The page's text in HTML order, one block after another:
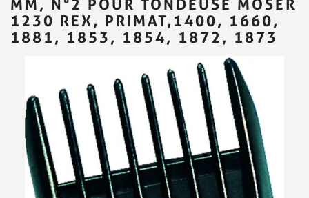
MM, N°2 POUR TONDEUSE MOSER
1230 REX, PRIMAT,1400, 1660,
1881, 1853, 1854, 1872, 1873